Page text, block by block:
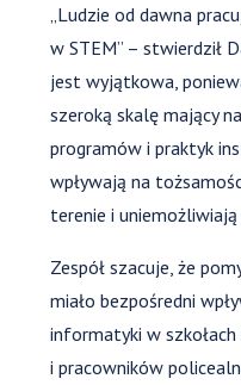
„Ludzie od dawna
w STEM” – stwierdził
jest wyjątkowa,
szeroką skalę mający
programów i praktyk
wpływają na
terenie i uniemożliwiają
Zespół szacuje, że
miało bezpośredni
informatyki w
i pracowników